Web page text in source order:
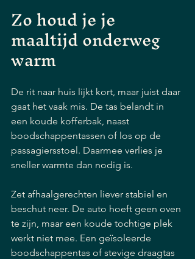
Zo houd je je
maaltijd onderweg
warm
De rit naar huis lijkt kort, maar juist daar
gaat het vaak mis. De tas belandt in
een koude kofferbak, naast
boodschappentassen of los op de
passagiersstoel. Daarmee verlies je
sneller warmte dan nodig is.
Zet afhaalgerechten liever stabiel en
beschut neer. De auto hoeft geen oven
te zijn, maar een koude tochtige plek
werkt niet mee. Een geïsoleerde
boodschappentas of stevige draagtas